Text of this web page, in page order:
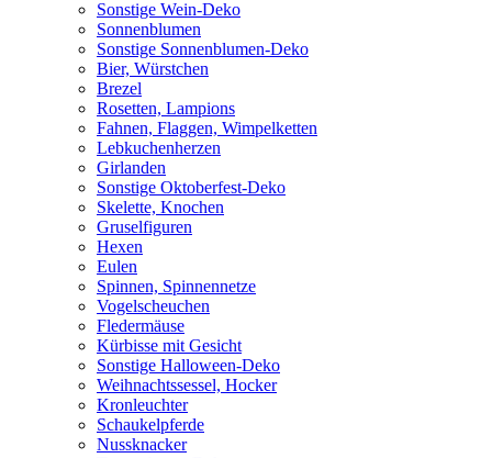
Sonstige Wein-Deko
Sonnenblumen
Sonstige Sonnenblumen-Deko
Bier, Würstchen
Brezel
Rosetten, Lampions
Fahnen, Flaggen, Wimpelketten
Lebkuchenherzen
Girlanden
Sonstige Oktoberfest-Deko
Skelette, Knochen
Gruselfiguren
Hexen
Eulen
Spinnen, Spinnennetze
Vogelscheuchen
Fledermäuse
Kürbisse mit Gesicht
Sonstige Halloween-Deko
Weihnachtssessel, Hocker
Kronleuchter
Schaukelpferde
Nussknacker